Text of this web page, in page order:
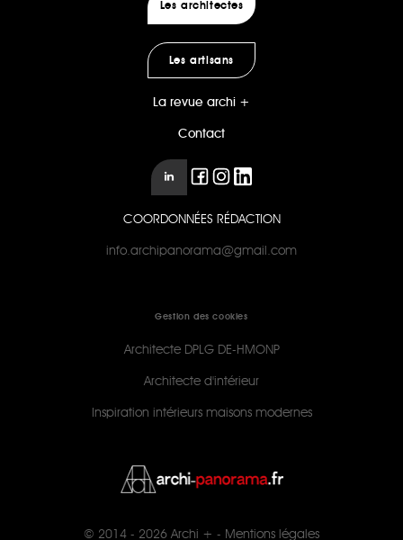
Les architectes
Les artisans
La revue archi +
Contact
COORDONNÉES RÉDACTION
info.archipanorama@gmail.com
Gestion des cookies
Architecte DPLG DE-HMONP
Architecte d'intérieur
Inspiration intérieurs maisons modernes
© 2014 - 2026 Archi + - Mentions légales